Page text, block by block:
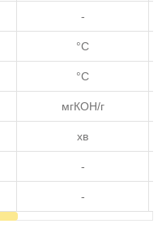
-
°C
°C
мгКОН/г
хв
-
-